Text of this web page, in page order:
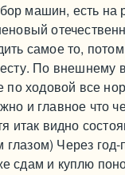
машин, есть на
самое то,
По внешнему
по ходовой все
и главное что
итак видно
Через год-
сдам и куплю